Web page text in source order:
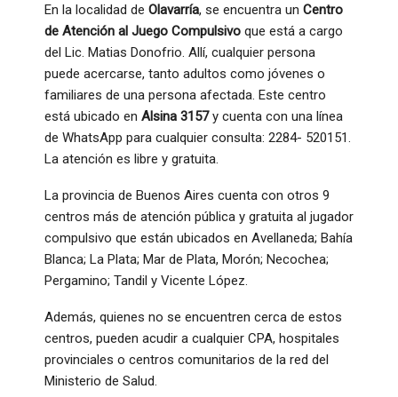
En la localidad de Olavarría, se encuentra un Centro
de Atención al Juego Compulsivo que está a cargo
del Lic. Matias Donofrio. Allí, cualquier persona
puede acercarse, tanto adultos como jóvenes o
familiares de una persona afectada. Este centro
está ubicado en Alsina 3157y cuenta con una línea
de WhatsApp para cualquier consulta: 2284- 520151.
La atención es libre y gratuita.
La provincia de Buenos Aires cuenta con otros 9
centros más de atención pública y gratuita al jugador
compulsivo que están ubicados en Avellaneda; Bahía
Blanca; La Plata; Mar de Plata, Morón; Necochea;
Pergamino; Tandil y Vicente López.
Además, quienes no se encuentren cerca de estos
centros, pueden acudir a cualquier CPA, hospitales
provinciales o centros comunitarios de la red del
Ministerio de Salud.